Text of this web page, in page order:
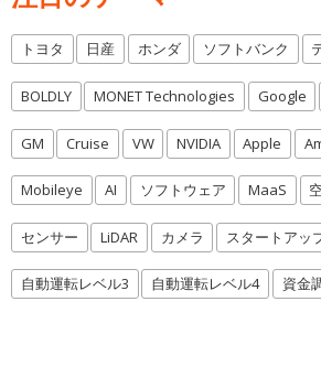
トヨタ 日産 ホンダ ソフトバンク
BOLDLY MONET Technologies Google
GM Cruise VW NVIDIA Apple
Mobileye AI ソフトウェア MaaS
センサー LiDAR カメラ スタートアッ
自動運転レベル3 自動運転レベル4 資金